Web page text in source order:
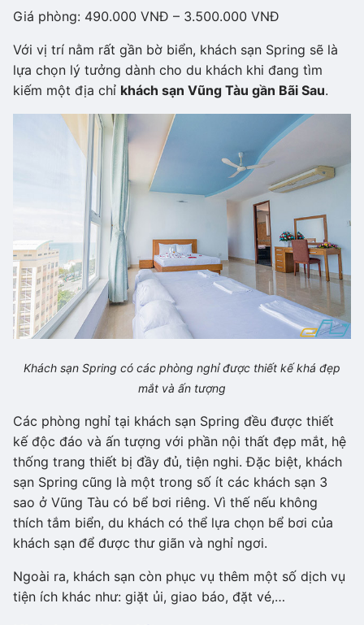
Giá phòng: 490.000 VNĐ – 3.500.000 VNĐ
Với vị trí nằm rất gần bờ biển, khách sạn Spring sẽ là
lựa chọn lý tưởng dành cho du khách khi đang tìm
kiếm một địa chỉ khách sạn Vũng Tàu gần Bãi Sau.
Khách sạn Spring có các phòng nghỉ được thiết kế khá đẹp
mắt và ấn tượng
Các phòng nghỉ tại khách sạn Spring đều được thiết
kế độc đáo và ấn tượng với phần nội thất đẹp mắt, hệ
thống trang thiết bị đầy đủ, tiện nghi. Đặc biệt, khách
sạn Spring cũng là một trong số ít các khách sạn 3
sao ở Vũng Tàu có bể bơi riêng. Vì thế nếu không
thích tắm biển, du khách có thể lựa chọn bể bơi của
khách sạn để được thư giãn và nghỉ ngơi.
Ngoài ra, khách sạn còn phục vụ thêm một số dịch vụ
tiện ích khác như: giặt ủi, giao báo, đặt vé,…